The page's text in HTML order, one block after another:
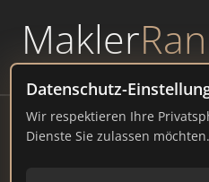
Makler
powered byWAVEPOINT
Datenschutz-
Wir respektieren Ihre
Dienste Sie zulassen möchten.
Facebook